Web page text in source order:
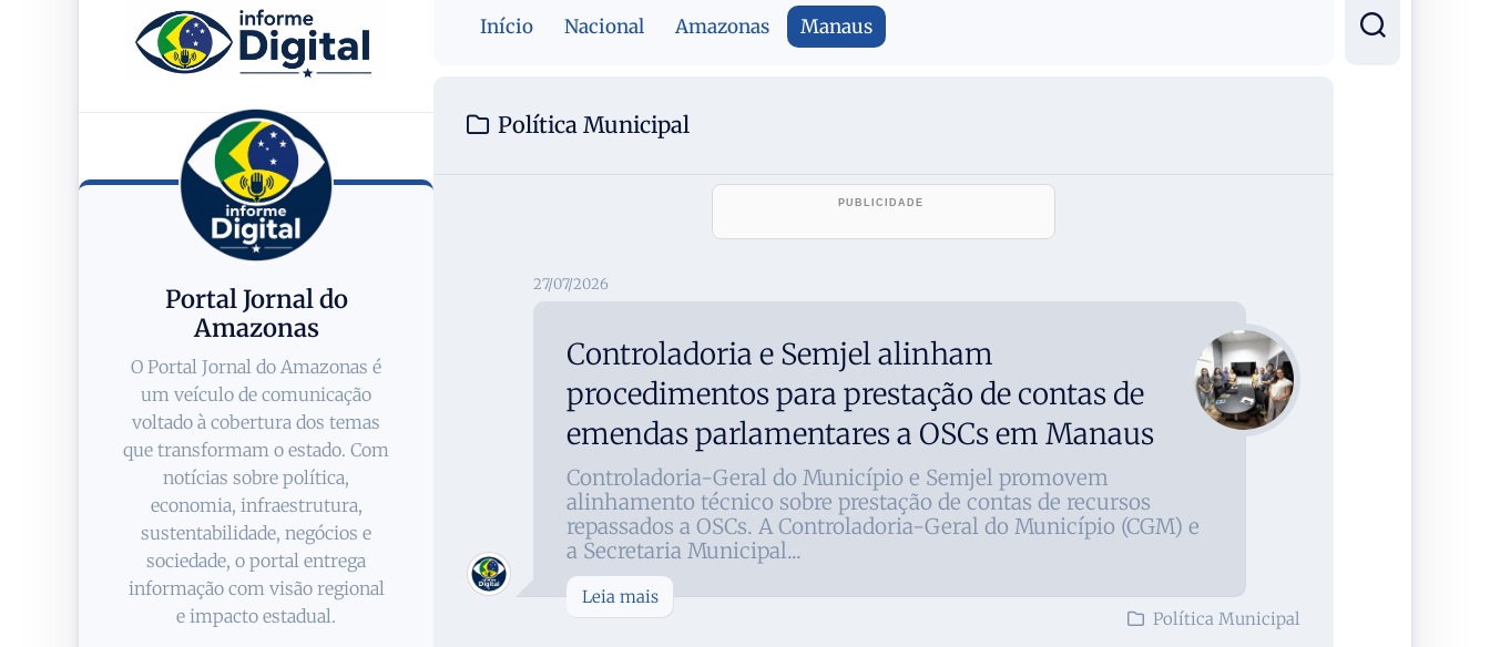
Portal Jornal do
Amazonas
O Portal Jornal do Amazonas é
um veículo de comunicação
voltado à cobertura dos temas
que transformam o estado. Com
notícias sobre política,
economia, infraestrutura,
sustentabilidade, negócios e
sociedade, o portal entrega
informação com visão regional
e impacto estadual.
Início Nacional Amazonas Manaus
Política Municipal
27/07/2026
Controladoria e Semjel alinham
procedimentos para prestação de contas de
emendas parlamentares a OSCs em Manaus
Controladoria-Geral do Município e Semjel promovem
alinhamento técnico sobre prestação de contas de recursos
repassados a OSCs. A Controladoria-Geral do Município (CGM) e
a Secretaria Municipal...
Leia mais
Política Municipal